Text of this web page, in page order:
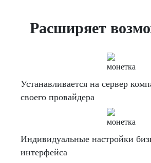
Расширяет
Устанавливается на сервер
своего провайдера
Индивидуальные настройки
интерфейса